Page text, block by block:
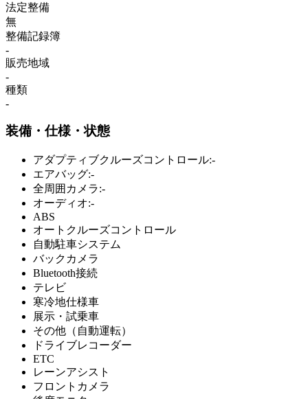
法定整備
無
整備記録簿
-
販売地域
-
種類
-
装備・仕様・状態
アダプティブクルーズコントロール:-
エアバッグ:-
全周囲カメラ:-
オーディオ:-
ABS
オートクルーズコントロール
自動駐車システム
バックカメラ
Bluetooth接続
テレビ
寒冷地仕様車
展示・試乗車
その他（自動運転）
ドライブレコーダー
ETC
レーンアシスト
フロントカメラ